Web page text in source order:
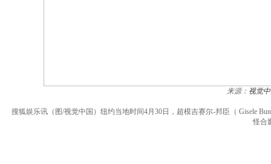
来源： 视觉
搜狐娱乐讯（图/视觉中国）纽约当地时间4月30日，超模吉赛尔-邦臣（ Gisele
怪合